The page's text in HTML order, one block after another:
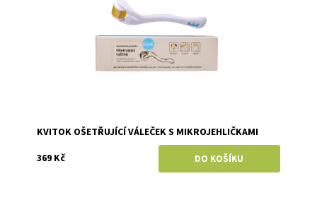
KVITOK OŠETŘUJÍCÍ VÁLEČEK S MIKROJEHLIČKAMI
369 Kč